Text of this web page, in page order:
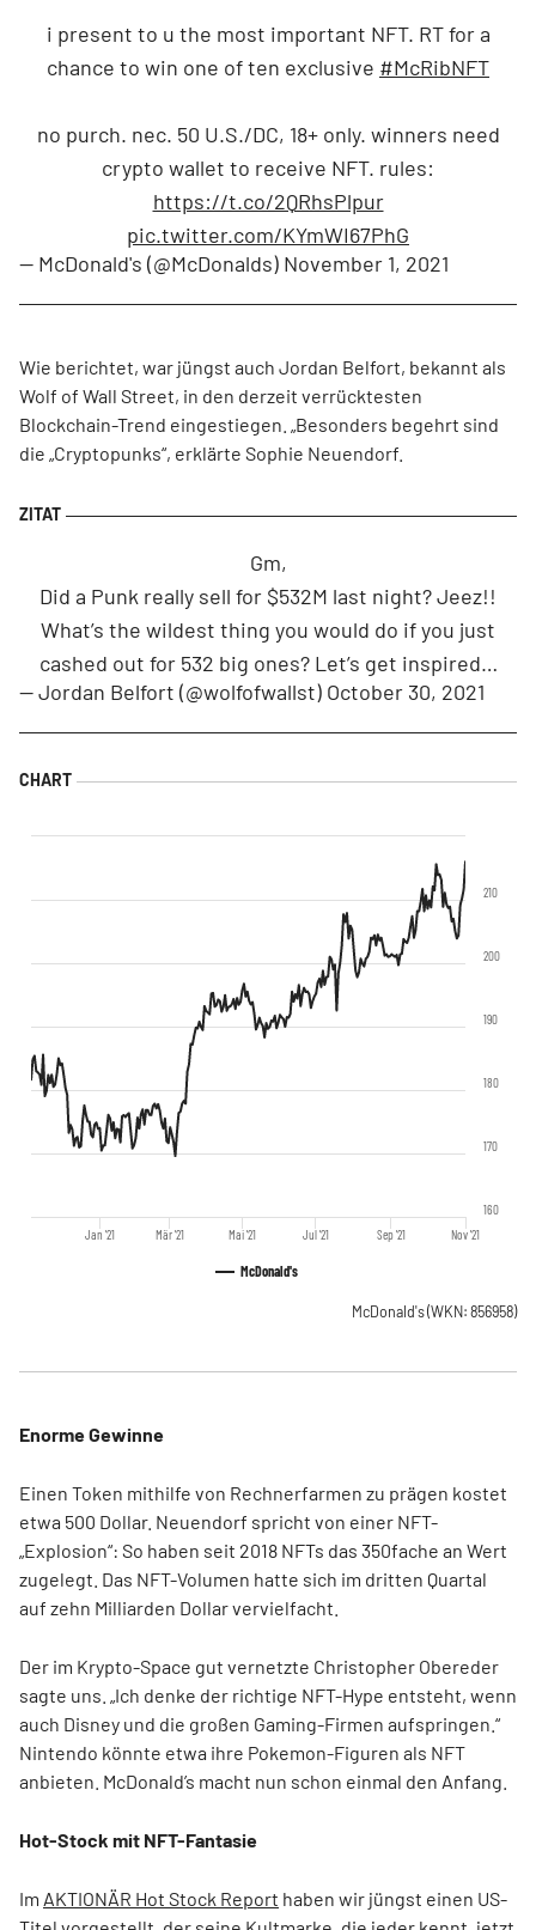
i present to u the most important NFT. RT for a
chance to win one of ten exclusive #McRibNFT
no purch. nec. 50 U.S./DC, 18+ only. winners need
crypto wallet to receive NFT. rules:
https://t.co/2QRhsPlpur
pic.twitter.com/KYmWI67PhG
— McDonald's (@McDonalds) November 1, 2021
Wie berichtet, war jüngst auch Jordan Belfort, bekannt als
Wolf of Wall Street, in den derzeit verrücktesten
Blockchain-Trend eingestiegen. „Besonders begehrt sind
die „Cryptopunks“, erklärte Sophie Neuendorf.
Gm,
Did a Punk really sell for $532M last night? Jeez!!
What’s the wildest thing you would do if you just
cashed out for 532 big ones? Let’s get inspired…
— Jordan Belfort (@wolfofwallst) October 30, 2021
McDonald's
Jan '21 Mär '21 Mai '21 Jul '21 Sep '21 Nov '21
160
170
180
190
200
210
McDonald's(WKN: 856958)
Enorme Gewinne
Einen Token mithilfe von Rechnerfarmen zu prägen kostet
etwa 500 Dollar. Neuendorf spricht von einer NFT-
„Explosion“: So haben seit 2018 NFTs das 350fache an Wert
zugelegt. Das NFT-Volumen hatte sich im dritten Quartal
auf zehn Milliarden Dollar vervielfacht.
Der im Krypto-Space gut vernetzte Christopher Obereder
sagte uns. „Ich denke der richtige NFT-Hype entsteht, wenn
auch Disney und die großen Gaming-Firmen aufspringen.“
Nintendo könnte etwa ihre Pokemon-Figuren als NFT
anbieten. McDonald’s macht nun schon einmal den Anfang.
Hot-Stock mit NFT-Fantasie
Im AKTIONÄR Hot Stock Report haben wir jüngst einen US-